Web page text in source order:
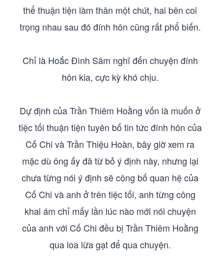
thể thuận tiện làm thân một chút, hai bên coi
trọng nhau sau đó đính hôn cũng rất phổ biến.
Chỉ là Hoắc Đình Sâm nghĩ đến chuyện đính
hôn kia, cực kỳ khó chịu.
Dự định của Trần Thiêm Hoằng vốn là muốn ở
tiệc tối thuận tiện tuyên bố tin tức đính hôn của
Cố Chi và Trần Thiệu Hoàn, bây giờ xem ra
mặc dù ông ấy đã từ bỏ ý định này, nhưng lại
chưa từng nói ý định sẽ công bố quan hệ của
Cố Chi và anh ở trên tiệc tối, anh từng công
khai ám chỉ mấy lần lúc nào mới nói chuyện
của anh với Cố Chi đều bị Trần Thiêm Hoằng
qua loa lừa gạt để qua chuyện.